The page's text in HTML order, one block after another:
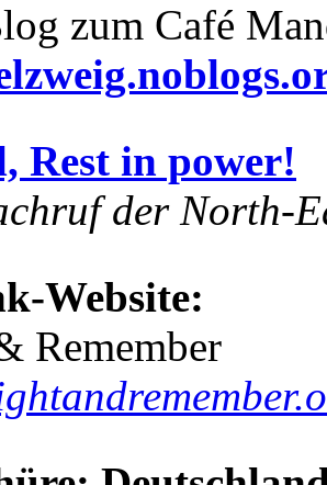
zum Café
Rest in power!
der North-
Website:
Remember